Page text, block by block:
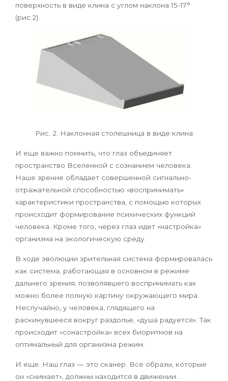
поверхность в виде клина с углом наклона 15-17°
(рис.2).
Рис. 2. Наклонная столешница в виде клина
И еще важно помнить, что глаз объединяет
пространство Вселенной с сознанием человека.
Наше зрение обладает совершенной сигнально-
отражательной способностью «воспринимать»
характеристики пространства, с помощью которых
происходит формирование психических функций
человека. Кроме того, через глаз идет «настройка»
организма на экологическую среду.
В ходе эволюции зрительная система формировалась
как система, работающая в основном в режиме
дальнего зрения, позволявшего воспринимать как
можно более полную картину окружающего мира.
Неслучайно, у человека, глядящего на
раскинувшееся вокруг раздолье, «душа радуется». Так
происходит «сонастройка» всех биоритмов на
оптимальный для организма режим.
И еще. Наш глаз — это сканер. Все образы, которые
он «снимает», должны находится в движении.